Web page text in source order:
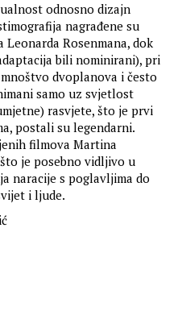
odnosno dizajn
nagrađene su
Leonarda Rosenmana, dok
bili nominirani), pri
dvoplanova i često
samo uz svjetlost
rasvjete, što je prvi
postali su legendarni.
filmova Martina
je posebno vidljivo u
naracije s poglavljima do
i ljude.